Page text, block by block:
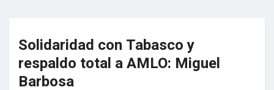
Solidaridad con Tabasco y
respaldo total a AMLO: Miguel
Barbosa